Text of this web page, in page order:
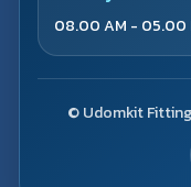
08.00 AM - 05.00
© Udomkit